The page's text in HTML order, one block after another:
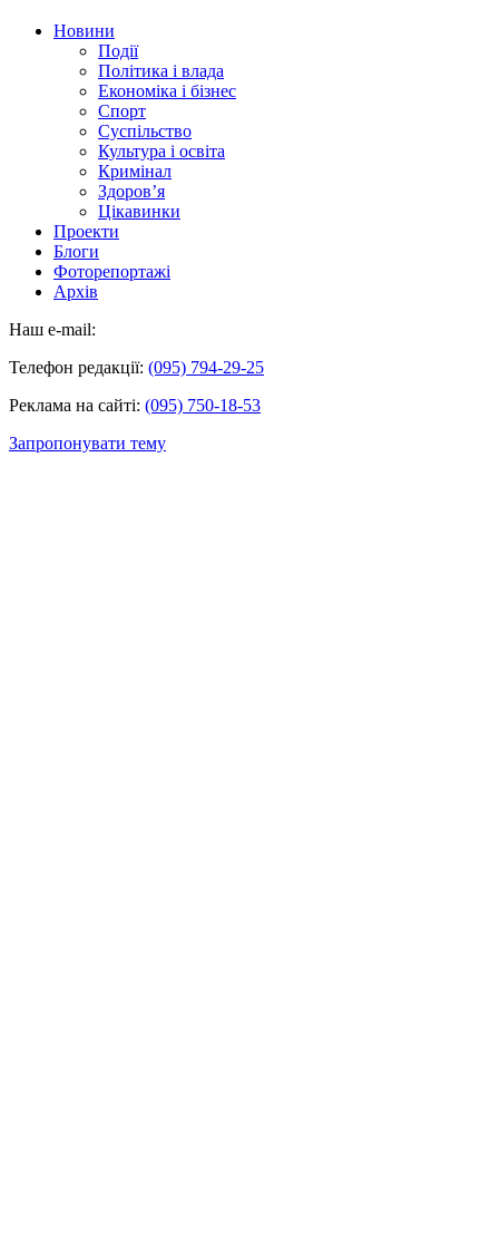
Новини
Події
Політика і влада
Економіка і бізнес
Спорт
Суспільство
Культура і освіта
Кримінал
Здоров’я
Цікавинки
Проекти
Блоги
Фоторепортажі
Архів
Наш e-mail:
Телефон редакції: (095) 794-29-25
Реклама на сайті: (095) 750-18-53
Запропонувати тему